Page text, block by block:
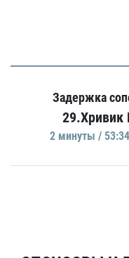
Задержка
29.Хривик
2 минуты /